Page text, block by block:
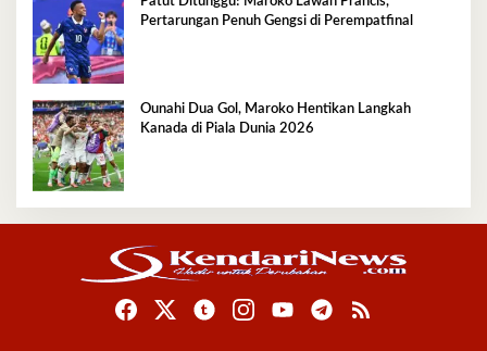
Pertarungan Penuh Gengsi di Perempatfinal
Ounahi Dua Gol, Maroko Hentikan Langkah
Kanada di Piala Dunia 2026